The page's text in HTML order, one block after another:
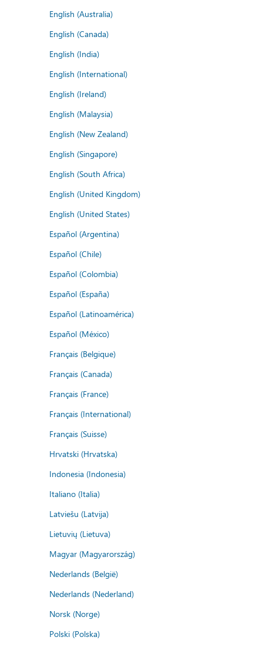
English (Australia)
English (Canada)
English (India)
English (International)
English (Ireland)
English (Malaysia)
English (New Zealand)
English (Singapore)
English (South Africa)
English (United Kingdom)
English (United States)
Español (Argentina)
Español (Chile)
Español (Colombia)
Español (España)
Español (Latinoamérica)
Español (México)
Français (Belgique)
Français (Canada)
Français (France)
Français (International)
Français (Suisse)
Hrvatski (Hrvatska)
Indonesia (Indonesia)
Italiano (Italia)
Latviešu (Latvija)
Lietuvių (Lietuva)
Magyar (Magyarország)
Nederlands (België)
Nederlands (Nederland)
Norsk (Norge)
Polski (Polska)